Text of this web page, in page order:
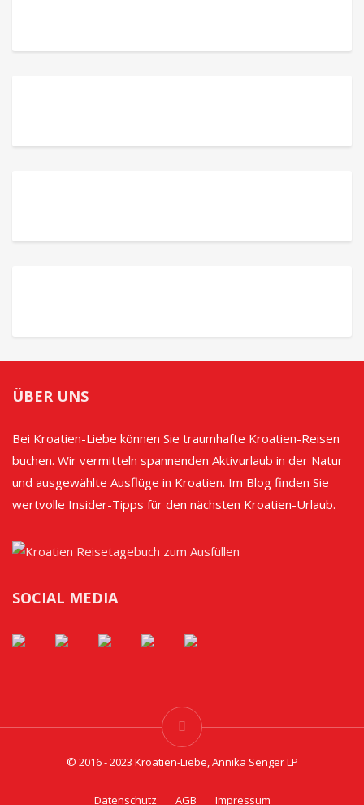
ÜBER UNS
Bei Kroatien-Liebe können Sie traumhafte Kroatien-Reisen
buchen. Wir vermitteln spannenden Aktivurlaub in der Natur
und ausgewählte Ausflüge in Kroatien. Im Blog finden Sie
wertvolle Insider-Tipps für den nächsten Kroatien-Urlaub.
SOCIAL MEDIA
© 2016 - 2023 Kroatien-Liebe, Annika Senger LP
Datenschutz AGB Impressum